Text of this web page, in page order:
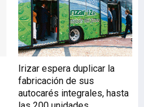
Irizar espera duplicar la
fabricación de sus
autocarés integrales, hasta